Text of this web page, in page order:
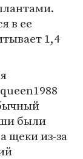
в ее
1,4
были
щеки из-за